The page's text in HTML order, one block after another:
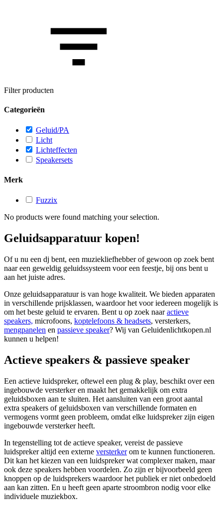
Filter producten
Categorieën
Geluid/PA
Licht
Lichteffecten
Speakersets
Merk
Fuzzix
No products were found matching your selection.
Geluidsapparatuur kopen!
Of u nu een dj bent, een muziekliefhebber of gewoon op zoek bent
naar een geweldig geluidssysteem voor een feestje, bij ons bent u
aan het juiste adres.
Onze geluidsapparatuur is van hoge kwaliteit. We bieden apparaten
in verschillende prijsklassen, waardoor het voor iedereen mogelijk is
om het beste geluid te ervaren. Bent u op zoek naaractieve
speakers, microfoons, koptelefoons & headsets, versterkers,
mengpanelen en passieve speaker? Wij van Geluidenlichtkopen.nl
kunnen u helpen!
Actieve speakers & passieve speaker
Een actieve luidspreker, oftewel een plug & play, beschikt over een
ingebouwde versterker en maakt het gemakkelijk om extra
geluidsboxen aan te sluiten. Het aansluiten van een groot aantal
extra speakers of geluidsboxen van verschillende formaten en
vermogens vormt geen probleem, omdat elke luidspreker zijn eigen
ingebouwde versterker heeft.
In tegenstelling tot de actieve speaker, vereist de passieve
luidspreker altijd een externe versterkerom te kunnen functioneren.
Dit kan het kiezen van een luidspreker wat complexer maken, maar
ook deze speakers hebben voordelen. Zo zijn er bijvoorbeeld geen
knoppen op de luidsprekers waardoor het publiek er niet onbedoeld
aan kan zitten. En u heeft geen aparte stroombron nodig voor elke
individuele muziekbox.